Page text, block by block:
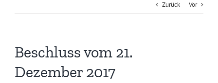
Zurück Vor
Beschluss vom 21.
Dezember 2017